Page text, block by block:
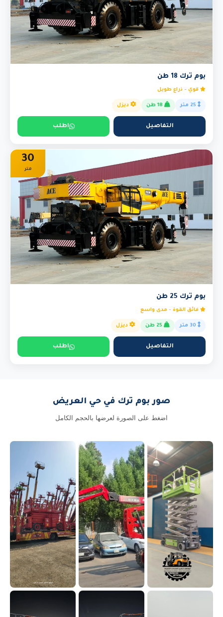
بوم ترك 18 طن
قوي - ذراع طويل
ديزل
التفاصيل اطلب
30
متر
بوم ترك 25 طن
فائق القوة - مدى واسع
ديزل
التفاصيل اطلب
صور بوم ترك في حي العريض
اضغط على الصورة لعرضها بالحجم الكامل